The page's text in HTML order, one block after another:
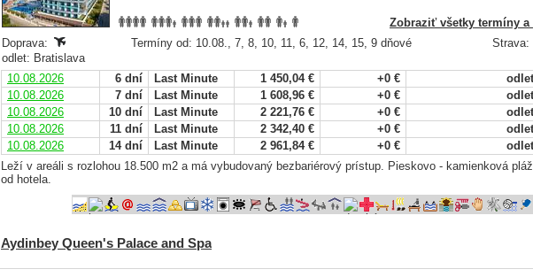
Zobraziť všetky termíny
Doprava:
Termíny od: 10.08., 7, 8, 10, 11, 6, 12, 14, 15, 9 dňové
Strava:
odlet: Bratislava
10.08.2026
6 dní Last Minute 1 450,04 € +0 €
10.08.2026
7 dní Last Minute 1 608,96 € +0 €
10.08.2026
10 dní Last Minute 2 221,76 € +0 €
10.08.2026
11 dní Last Minute 2 342,40 € +0 €
10.08.2026
14 dní Last Minute 2 961,84 € +0 €
Leží v areáli s rozlohou 18.500 m2 a má vybudovaný bezbariérový prístup. Pieskovo - kamienková
od hotela.
Aydinbey Queen's Palace and Spa